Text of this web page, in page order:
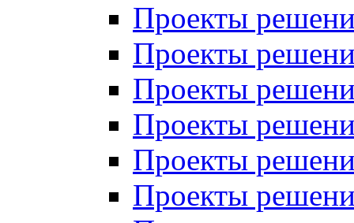
Проекты
Проекты
Проекты
Проекты
Проекты
Проекты